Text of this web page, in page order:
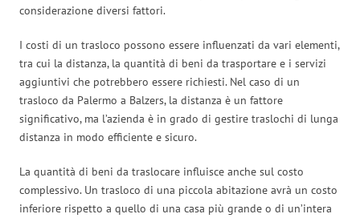
considerazione diversi fattori.
I costi di un trasloco possono essere influenzati da vari elementi,
tra cui la distanza, la quantità di beni da trasportare e i servizi
aggiuntivi che potrebbero essere richiesti. Nel caso di un
trasloco da Palermo a Balzers, la distanza è un fattore
significativo, ma l’azienda è in grado di gestire traslochi di lunga
distanza in modo efficiente e sicuro.
La quantità di beni da traslocare influisce anche sul costo
complessivo. Un trasloco di una piccola abitazione avrà un costo
inferiore rispetto a quello di una casa più grande o di un’intera